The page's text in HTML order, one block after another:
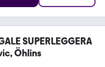
SUPERLEGGERA
Öhlins